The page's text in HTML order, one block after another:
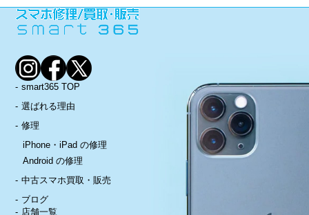
smart365 TOP
選ばれる理由
修理
iPhone・iPad の修理
Android の修理
中古スマホ買取・販売
ブログ
店舗一覧